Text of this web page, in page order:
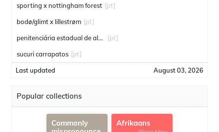
sporting x nottingham forest [pt]
bodø/glimt x lillestrøm [pt]
penitenciária estadual de alcaçuz [pt]
sucuri carrapatos [pt]
Last updated August 03, 2026
Popular collections
Commonly
Afrikaans